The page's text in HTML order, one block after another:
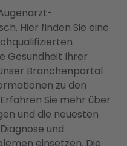
Hier finden Sie eine
Gesundheit Ihrer
Branchenportal
zu den
Sie mehr über
und die neuesten
und